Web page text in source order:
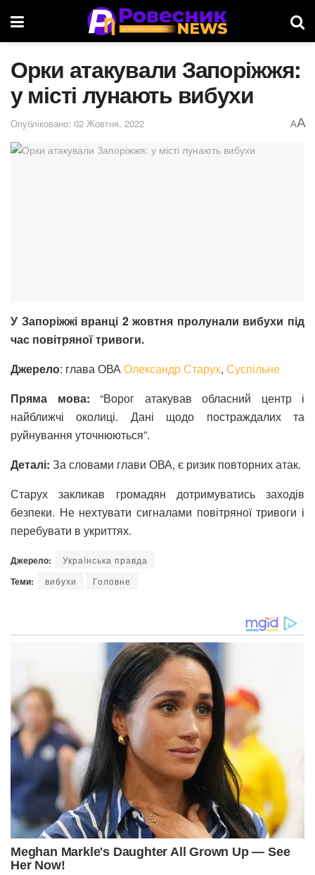
Орки атакували Запоріжжя:
у місті лунають вибухи
Опубліковано: 02 Жовтня, 2022 AA
У Запоріжжі вранці 2 жовтня пролунали вибухи під
час повітряної тривоги.
Джерело: глава ОВАОлександр Старух, Суспільне
Пряма мова: “Ворог атакував обласний центр і
найближчі околиці. Дані щодо постраждалих та
руйнування уточнюються”.
Деталі: За словами глави ОВА, є ризик повторних атак.
Старух закликав громадян дотримуватись заходів
безпеки. Не нехтувати сигналами повітряної тривоги і
перебувати в укриттях.
Джерело: Українська правда
Теми: вибухи Головне